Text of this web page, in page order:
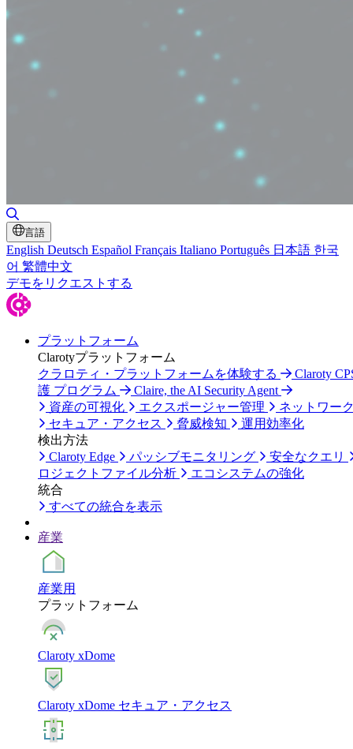
言語
English Deutsch Español Français Italiano Português 日本語 한국
어 繁體中文
デモをリクエストする
プラットフォーム
Clarotyプラットフォーム
クラロティ・プラットフォームを体験する
Claroty
護 プログラム
Claire, the AI Security Agent
資産の可視化
エクスポージャー管理
ネットワー
セキュア・アクセス
脅威検知
運用効率化
検出方法
Claroty Edge
パッシブモニタリング
安全なクエリ
ロジェクトファイル分析
エコシステムの強化
統合
すべての統合を表示
産業
産業用
プラットフォーム
Claroty xDome
Claroty xDome セキュア・アクセス